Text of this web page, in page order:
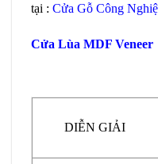
tại : Cửa Gỗ Công
Cửa Lùa MDF Veneer
DIỄN GIẢI